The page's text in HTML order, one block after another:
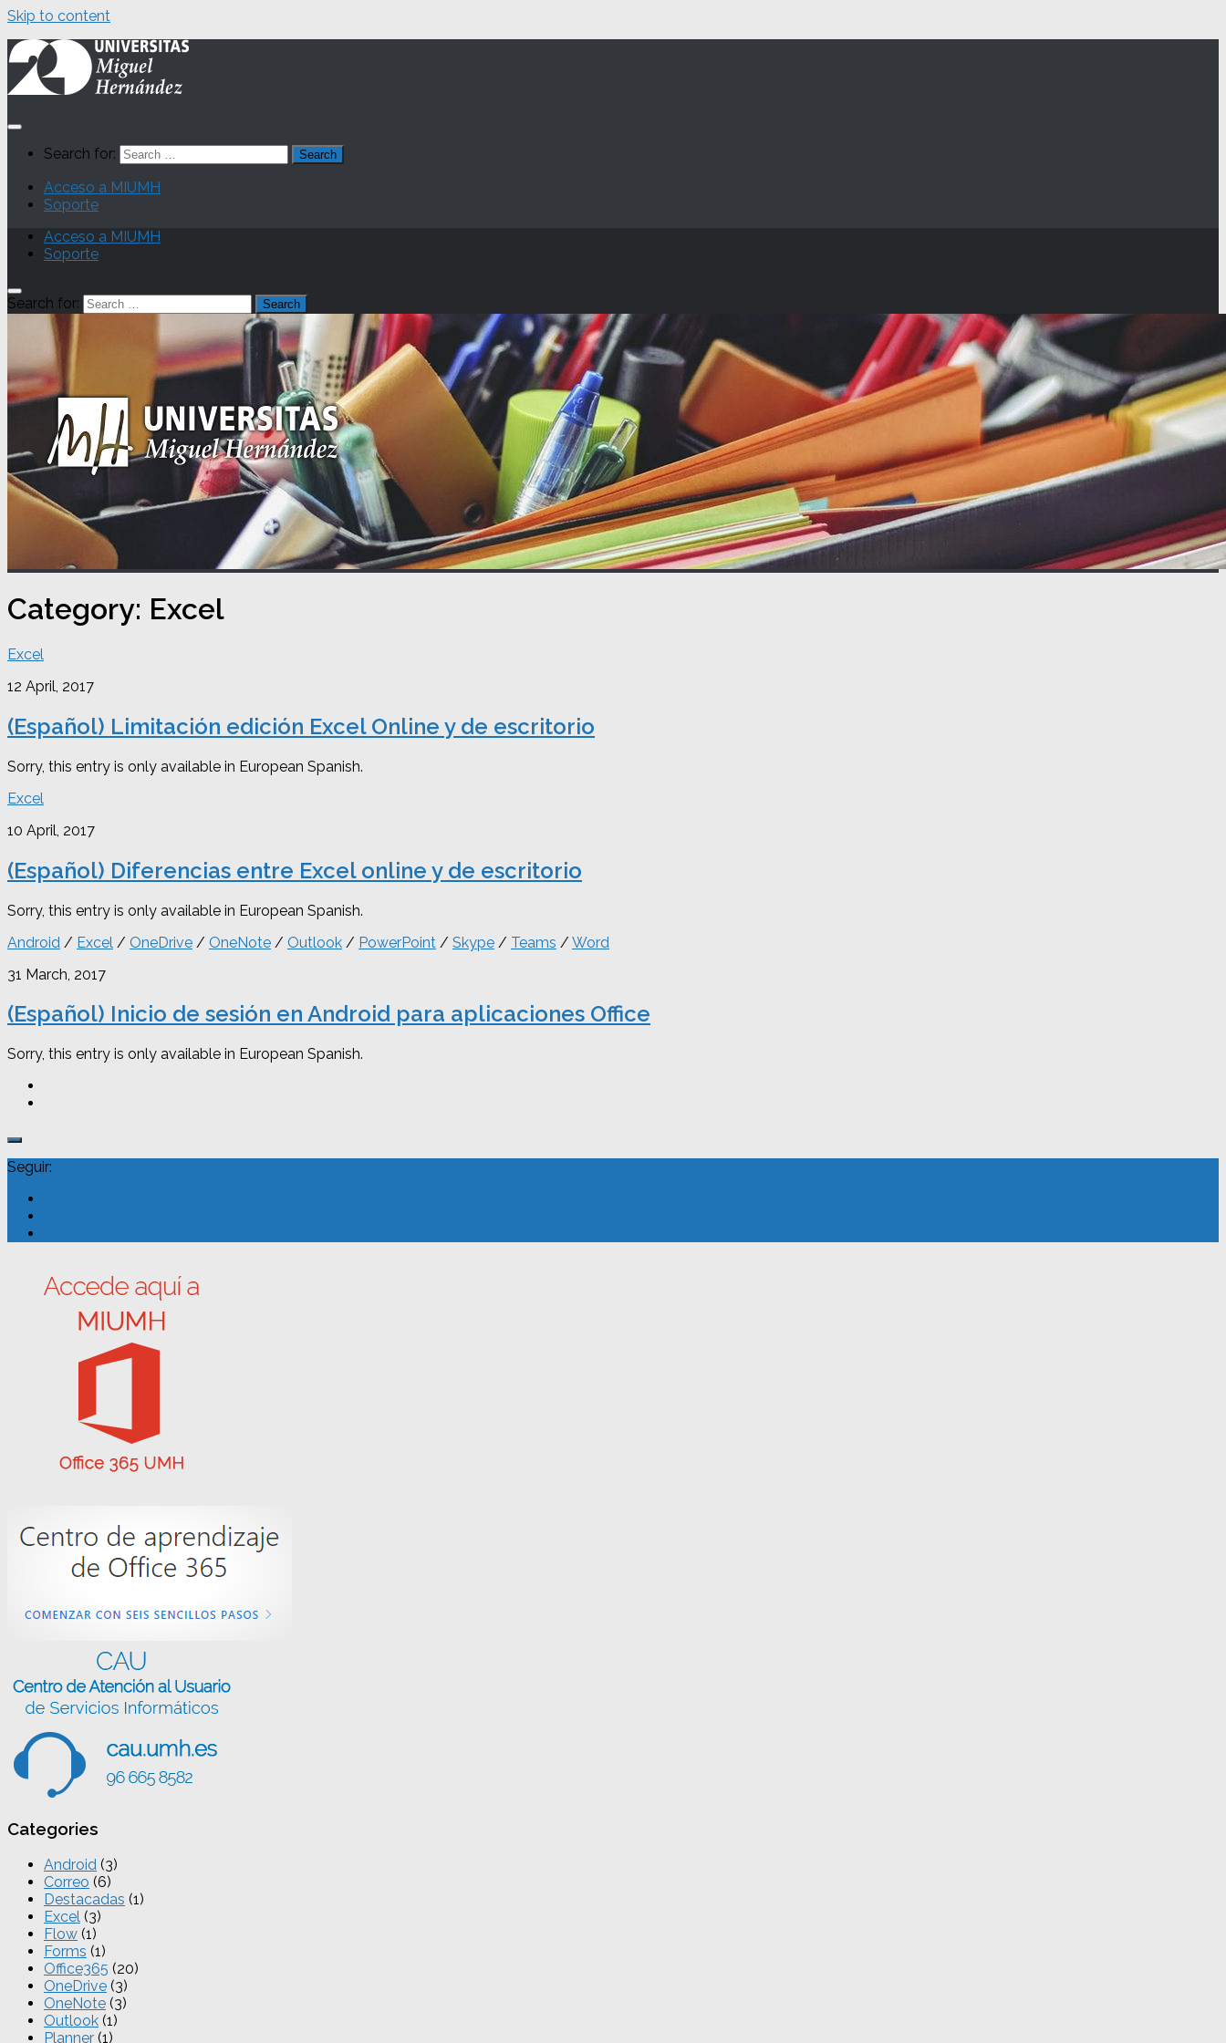
Skip to content
Search for:
Acceso a MIUMH
Soporte
Acceso a MIUMH
Soporte
Search for:
Category: Excel
Excel
12 April, 2017
(Español) Limitación edición Excel Online y de escritorio
Sorry, this entry is only available in European Spanish.
Excel
10 April, 2017
(Español) Diferencias entre Excel online y de escritorio
Sorry, this entry is only available in European Spanish.
Android / Excel / OneDrive / OneNote / Outlook / PowerPoint / Skype / Teams / Word
31 March, 2017
(Español) Inicio de sesión en Android para aplicaciones Office
Sorry, this entry is only available in European Spanish.
Seguir:
Categories
Android (3)
Correo (6)
Destacadas (1)
Excel (3)
Flow (1)
Forms (1)
Office365 (20)
OneDrive (3)
OneNote (3)
Outlook (1)
Planner (1)